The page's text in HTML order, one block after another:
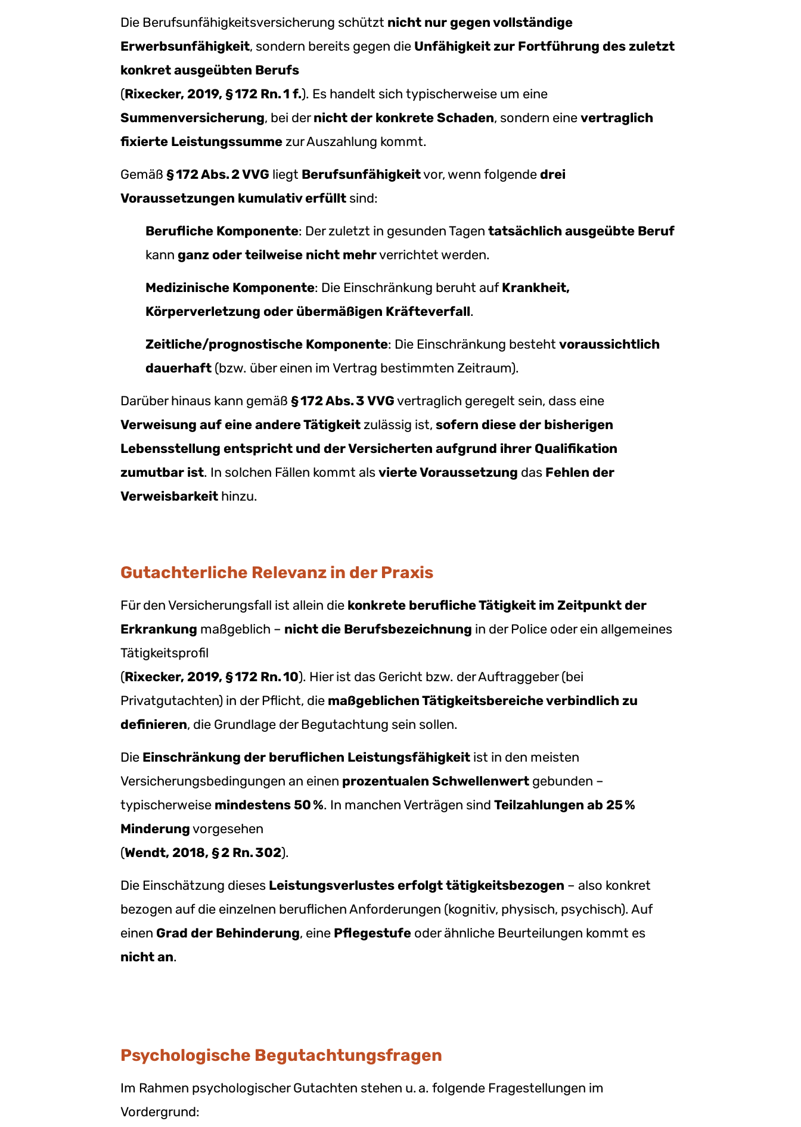
Die Berufsunfähigkeitsversicherung schützt nicht nur gegen vollständige
Erwerbsunfähigkeit, sondern bereits gegen die Unfähigkeit zur Fortführung des zuletzt
konkret ausgeübten Berufs
(Rixecker, 2019, § 172 Rn. 1 f.). Es handelt sich typischerweise um eine
Summenversicherung, bei dernicht der konkrete Schaden, sondern einevertraglich
fixierte Leistungssummezur Auszahlung kommt.
Gemäß § 172 Abs. 2 VVG liegt Berufsunfähigkeitvor, wenn folgendedrei
Voraussetzungen kumulativ erfülltsind:
Berufliche Komponente: Der zuletzt in gesunden Tagen tatsächlich ausgeübte Beruf
kann ganz oder teilweise nicht mehrverrichtet werden.
Medizinische Komponente: Die Einschränkung beruht aufKrankheit,
Körperverletzung oder übermäßigen Kräfteverfall.
Zeitliche/prognostische Komponente: Die Einschränkung besteht voraussichtlich
dauerhaft(bzw. über einen im Vertrag bestimmten Zeitraum).
Darüber hinaus kann gemäß § 172 Abs. 3 VVGvertraglich geregelt sein, dass eine
Verweisung auf eine andere Tätigkeitzulässig ist, sofern diese der bisherigen
Lebensstellung entspricht und der Versicherten aufgrund ihrer Qualifikation
zumutbar ist. In solchen Fällen kommt alsvierte Voraussetzung das Fehlen der
Verweisbarkeithinzu.
Gutachterliche Relevanz in der Praxis
Für den Versicherungsfall ist allein die konkrete berufliche Tätigkeit im Zeitpunkt der
Erkrankung maßgeblich – nicht die Berufsbezeichnung in der Police oder ein allgemeines
Tätigkeitsprofil
(Rixecker, 2019, § 172 Rn. 10). Hier ist das Gericht bzw. der Auftraggeber (bei
Privatgutachten) in der Pflicht, die maßgeblichen Tätigkeitsbereiche verbindlich zu
definieren, die Grundlage der Begutachtung sein sollen.
Die Einschränkung der beruflichen Leistungsfähigkeitist in den meisten
Versicherungsbedingungen an einen prozentualen Schwellenwertgebunden –
typischerweise mindestens 50 %. In manchen Verträgen sind Teilzahlungen ab 25 %
Minderungvorgesehen
(Wendt, 2018, § 2 Rn. 302).
Die Einschätzung dieses Leistungsverlustes erfolgt tätigkeitsbezogen – also konkret
bezogen auf die einzelnen beruflichen Anforderungen (kognitiv, physisch, psychisch). Auf
einen Grad der Behinderung, eine Pflegestufeoder ähnliche Beurteilungen kommt es
nicht an.
Psychologische Begutachtungsfragen
Im Rahmen psychologischer Gutachten stehen u. a. folgende Fragestellungen im
Vordergrund: